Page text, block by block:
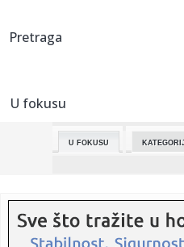
posetilac...
00:50:
00:42:
Iran postigao tajni
00:17:Moderni kaputi i jakne
Pretraga
U fokusu
U FOKUSU